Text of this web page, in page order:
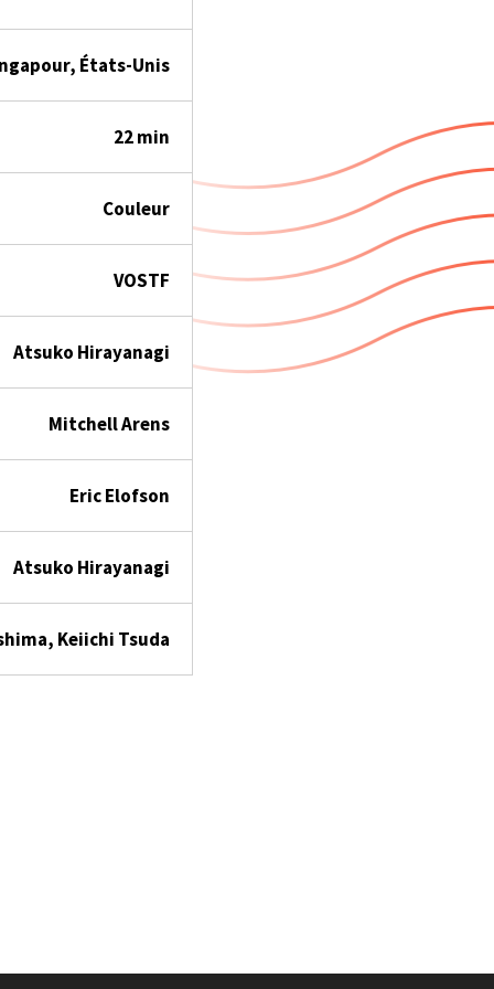
États-Unis
22 min
Couleur
VOSTF
Atsuko Hirayanagi
Mitchell Arens
Eric Elofson
Atsuko Hirayanagi
Keiichi Tsuda